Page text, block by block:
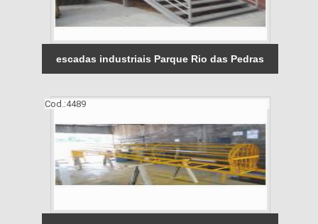
escadas industriais Parque Rio das Pedras
Cod.:4489